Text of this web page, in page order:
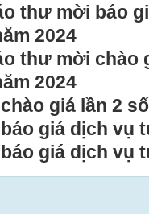
thư mời báo
2024
thư mời chào
2024
giá lần 2
giá dịch vụ
giá dịch vụ